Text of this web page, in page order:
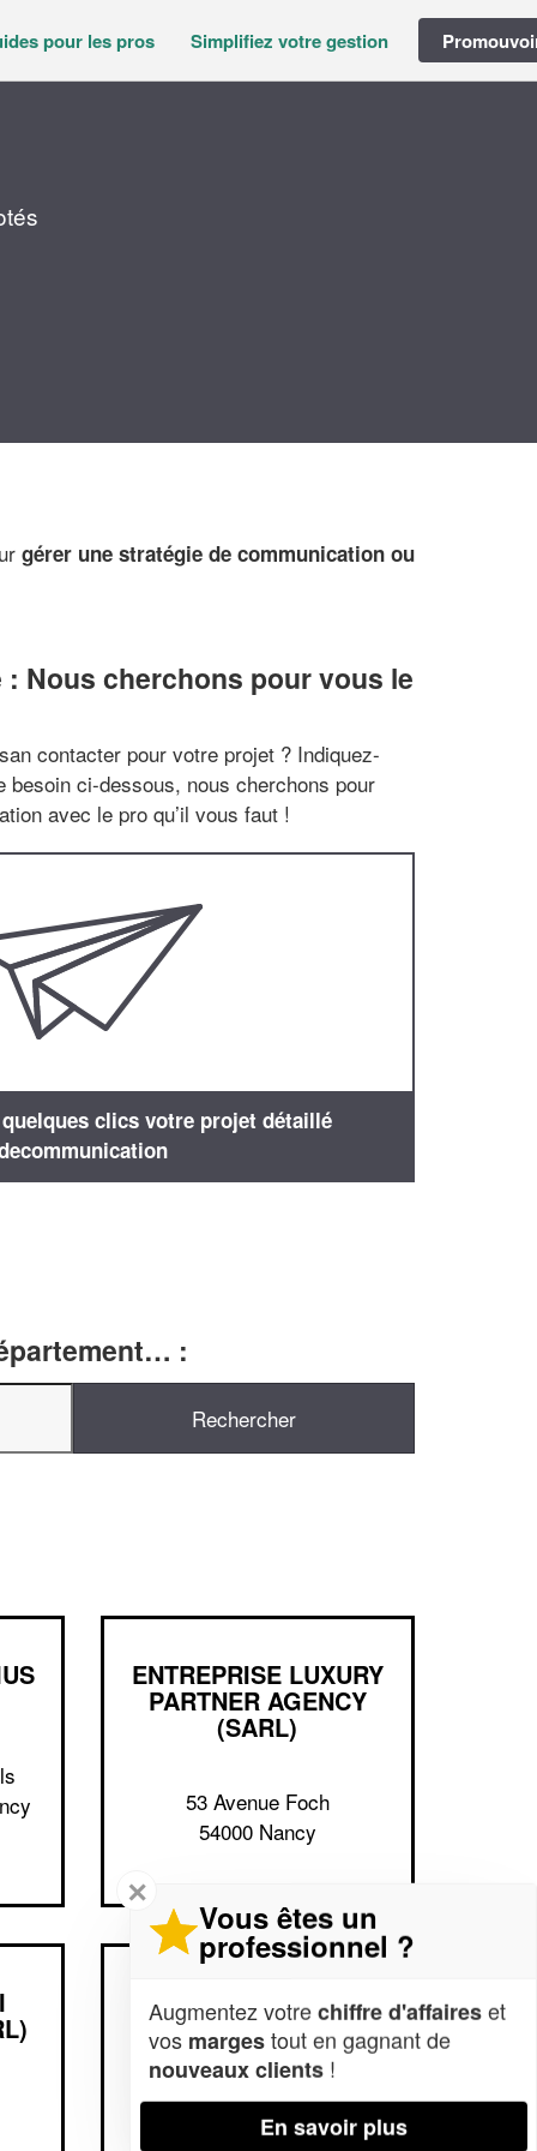
pour les pros Simplifiez votre gestion
gérer une stratégie de communication ou
: Nous cherchons pour vous le
contacter pour votre projet ? Indiquez-
besoin ci-dessous, nous cherchons pour
avec le pro qu’il vous faut !
clics votre projet détaillé
:
ENTREPRISE LUXURY
PARTNER AGENCY
(SARL)
53 Avenue Foch
54000 Nancy
ENTREPRISE BCP
(SARL)
143 Avenue Foch
54270 Essey-les-Nancy
✕
Vous êtes un
professionnel ?
Augmentez votrechiffre d'affaireset
vos margestout en gagnant de
nouveaux clients !
En savoir plus